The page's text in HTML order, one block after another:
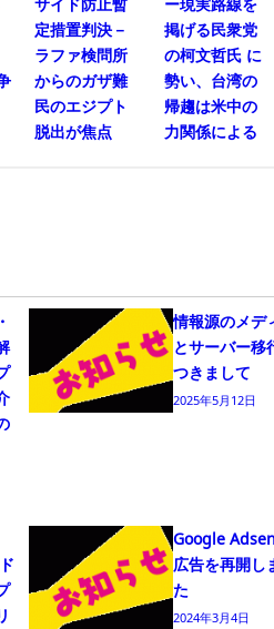
定措置判決－
ラファ検問所
からのガザ難
民のエジプト
脱出が焦点
掲げる民衆党
の柯文哲氏 に
勢い、台湾の
帰趨は米中の
力関係による
情報源のメデ
とサーバー移
つきまして
2025年5月12日
Google
広告を再開し
た
2024年3月4日